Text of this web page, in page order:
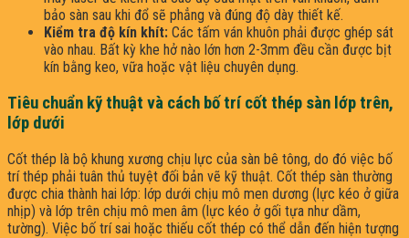
bảo sàn sau khi đổ sẽ phẳng và đúng độ dày thiết kế.
Kiểm tra độ kín khít: Các tấm ván khuôn phải được ghép sát
vào nhau. Bất kỳ khe hở nào lớn hơn 2-3mm đều cần được bịt
kín bằng keo, vữa hoặc vật liệu chuyên dụng.
Tiêu chuẩn kỹ thuật và cách bố trí cốt thép sàn lớp trên,
lớp dưới
Cốt thép là bộ khung xương chịu lực của sàn bê tông, do đó việc bố
trí thép phải tuân thủ tuyệt đối bản vẽ kỹ thuật. Cốt thép sàn thường
được chia thành hai lớp: lớp dưới chịu mô men dương (lực kéo ở giữa
nhịp) và lớp trên chịu mô men âm (lực kéo ở gối tựa như dầm,
tường). Việc bố trí sai hoặc thiếu cốt thép có thể dẫn đến hiện tượng